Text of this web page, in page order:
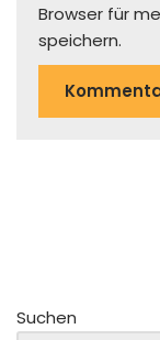
Browser für
speichern.
Suchen